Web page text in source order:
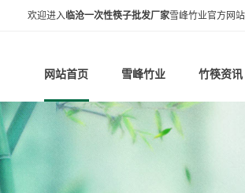
欢迎进入临沧一次性筷子批发厂家雪峰竹业官方网
网站首页 雪峰竹业 竹筷资讯